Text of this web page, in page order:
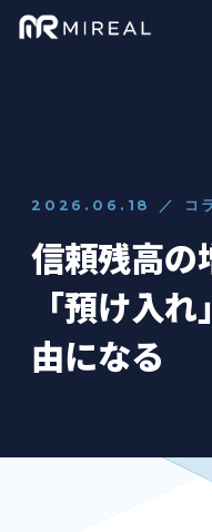
2026.06.18 ／ コ
信頼残高の
「預け入
由になる